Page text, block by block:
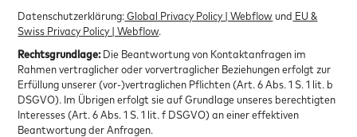
Datenschutzerklärung:Global Privacy Policy | Webflow und EU &
Swiss Privacy Policy | Webflow.
Rechtsgrundlage:Die Beantwortung von Kontaktanfragen im
Rahmen vertraglicher oder vorvertraglicher Beziehungen erfolgt zur
Erfüllung unserer (vor-)vertraglichen Pflichten (Art. 6 Abs. 1 S. 1 lit. b
DSGVO). Im Übrigen erfolgt sie auf Grundlage unseres berechtigten
Interesses (Art. 6 Abs. 1 S. 1 lit. f DSGVO) an einer effektiven
Beantwortung der Anfragen.